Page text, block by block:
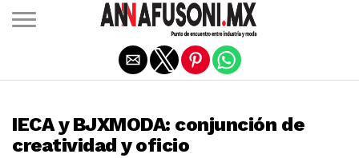
IECA y BJXMODA: conjunción de
creatividad y oficio
Salir de la versión móvil